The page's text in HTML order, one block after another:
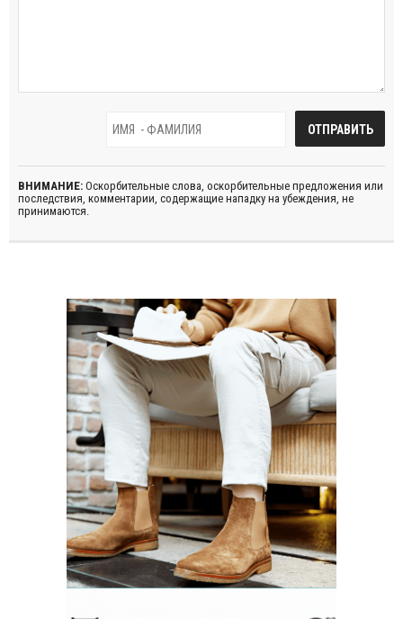
ВНИМАНИЕ: Оскорбительные слова, оскорбительные предложения или
последствия, комментарии, содержащие нападку на убеждения, не
принимаются.